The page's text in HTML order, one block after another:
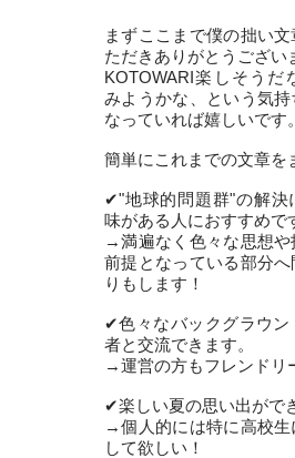
まずここまで僕の拙い
ただきありがとうござい
KOTOWARI楽しそうだ
みようかな、という気持
なっていれば嬉しいです。
簡単にこれまでの文章を
✔︎"地球的問題群"の解決
味がある人におすすめで
→満遍なく色々な思想や
前提となっている部分へ
りもします！
✔︎色々なバックグラウン
者と交流できます。
→運営の方もフレンドリ
✔︎楽しい夏の思い出がで
→個人的には特に高校生
して欲しい！